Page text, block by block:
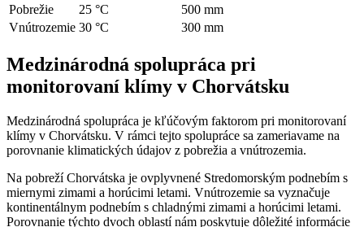
Pobrežie
25 °C
500 mm
Vnútrozemie 30 °C 300 mm
Medzinárodná spolupráca pri
monitorovaní klímy v Chorvátsku
Medzinárodná spolupráca je kľúčovým faktorom pri monitorovaní
klímy v Chorvátsku. V rámci tejto spolupráce sa zameriavame na
porovnanie klimatických údajov z pobrežia a vnútrozemia.
Na pobreží Chorvátska je ovplyvnené Stredomorským podnebím s
miernymi zimami a horúcimi letami. Vnútrozemie sa vyznačuje
kontinentálnym podnebím s chladnými zimami a horúcimi letami.
Porovnanie týchto dvoch oblastí nám poskytuje dôležité informácie